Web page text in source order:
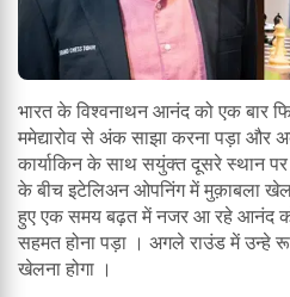
भारत के विश्वनाथन आनंद को एक बार
ममेद्यारोव से अंक साझा करना पड़ा
कार्याकिन के साथ सयुंक्त दूसरे स्थान
के बीच इटेलिअन ओपनिंग में मुक़ाबला
हुए एक समय बढ़त में नजर आ रहे आनंद
सहमत होना पड़ा । अगले राउंड में उन्हे
खेलना होगा ।